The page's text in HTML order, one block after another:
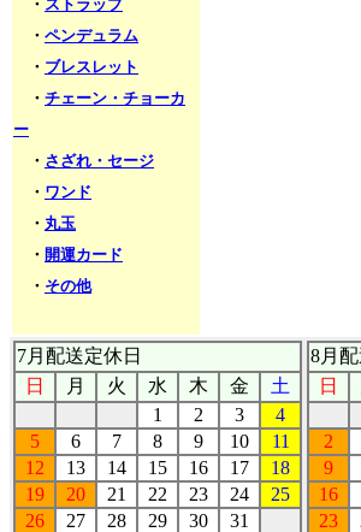
・ ストラップ
・ ペンデュラム
・ ブレスレット
・ チェーン・チョーカ
ー
・ さざれ・セージ
・ ワンド
・ 丸玉
・ 開運カード
・ その他
7月配送定休日
日
月 火 水 木 金
土
1
2 3
4
5
6 7 8 9 10
11
12
13 14 15 16 17
18
19
20 21 22 23 24
25
26
27 28 29 30 31
8月
日
2
9
16
23